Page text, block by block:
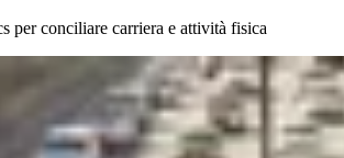
per conciliare carriera e attività fisica